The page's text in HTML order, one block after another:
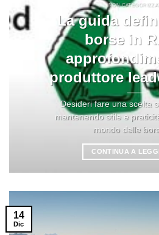
NON
La guida
borse in
produttore
Desideri fare una scelta
mantenendo stile e
mondo delle
CONTINUA A
14
Dic